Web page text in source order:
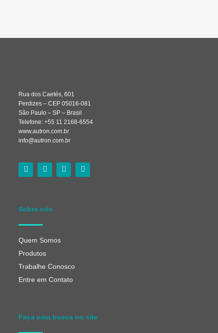
Rua dos Caetés, 601
Perdizes – CEP 05016-081
São Paulo – SP – Brasil
Telefone: +55 11 2168-6554
www.autron.com.br
info@autron.com.br
Sobre nós
Quem Somos
Produtos
Trabalhe Conosco
Entre em Contato
Faça uma busca no site